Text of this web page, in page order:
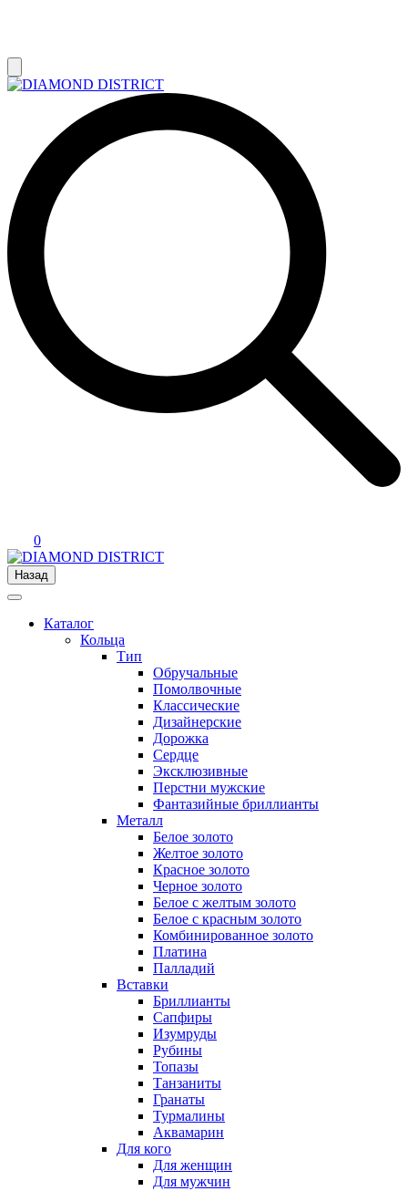
0
Назад
Каталог
Кольца
Тип
Обручальные
Помолвочные
Классические
Дизайнерские
Дорожка
Сердце
Эксклюзивные
Перстни мужские
Фантазийные бриллианты
Металл
Белое золото
Желтое золото
Красное золото
Черное золото
Белое с желтым золото
Белое с красным золото
Комбинированное золото
Платина
Палладий
Вставки
Бриллианты
Сапфиры
Изумруды
Рубины
Топазы
Танзаниты
Гранаты
Турмалины
Аквамарин
Для кого
Для женщин
Для мужчин